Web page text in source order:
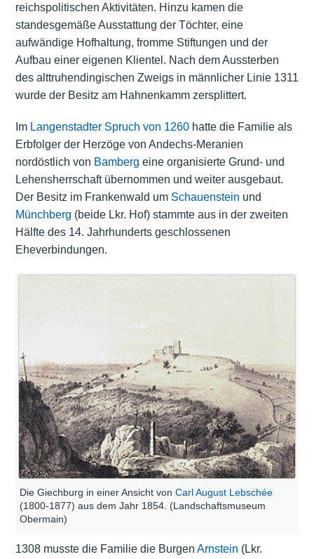
reichspolitischen Aktivitäten. Hinzu kamen die
standesgemäße Ausstattung der Töchter, eine
aufwändige Hofhaltung, fromme Stiftungen und der
Aufbau einer eigenen Klientel. Nach dem Aussterben
des alttruhendingischen Zweigs in männlicher Linie 1311
wurde der Besitz am Hahnenkamm zersplittert.
Im Langenstadter Spruch von 1260hatte die Familie als
Erbfolger der Herzöge von Andechs-Meranien
nordöstlich von Bamberg eine organisierte Grund- und
Lehensherrschaft übernommen und weiter ausgebaut.
Der Besitz im Frankenwald um Schauenstein und
Münchberg (beide Lkr. Hof) stammte aus in der zweiten
Hälfte des 14. Jahrhunderts geschlossenen
Eheverbindungen.
Die Giechburg in einer Ansicht von Carl August Lebschée
(1800-1877) aus dem Jahr 1854. (Landschaftsmuseum
Obermain)
1308 musste die Familie die Burgen Arnstein (Lkr.